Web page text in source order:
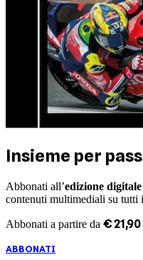
Insieme per
Abbonati all’edizione digitale
contenuti multimediali su tutti
Abbonati a partire da €21 ,90
ABBONATI